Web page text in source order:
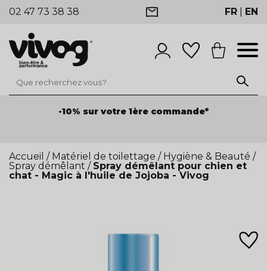
02 47 73 38 38 FR EN
-10% sur votre 1ère commande*
Accueil / Matériel de toilettage / Hygiène & Beauté /
Spray démêlant / Spray démêlant pour chien et
chat - Magic à l'huile de Jojoba - Vivog